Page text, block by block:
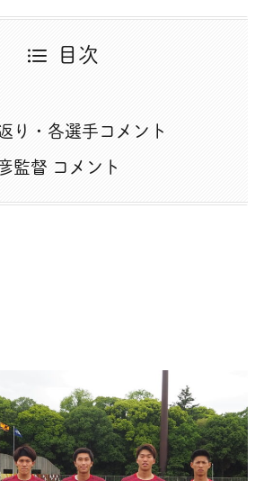
目次
り・各選手コメント
監督 コメント